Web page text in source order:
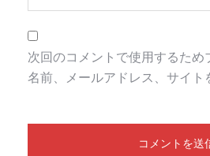
次回のコメントで使用するため
名前、メールアドレス、サイト